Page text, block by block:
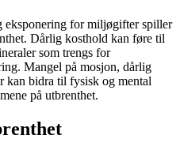
eksponering for miljøgifter spiller
Dårlig kosthold kan føre til
som trengs for
Mangel på mosjon, dårlig
kan bidra til fysisk og mental
på utbrenthet.